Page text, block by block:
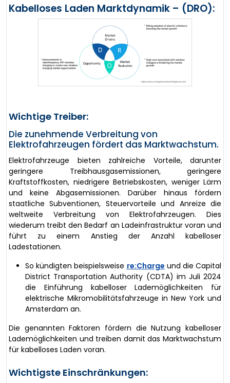
Kabelloses Laden Marktdynamik – (DRO):
Wichtige Treiber:
Die zunehmende Verbreitung von
Elektrofahrzeugen fördert das Marktwachstum.
Elektrofahrzeuge bieten zahlreiche Vorteile, darunter
geringere Treibhausgasemissionen, geringere
Kraftstoffkosten, niedrigere Betriebskosten, weniger Lärm
und keine Abgasemissionen. Darüber hinaus fördern
staatliche Subventionen, Steuervorteile und Anreize die
weltweite Verbreitung von Elektrofahrzeugen. Dies
wiederum treibt den Bedarf an Ladeinfrastruktur voran und
führt zu einem Anstieg der Anzahl kabelloser
Ladestationen.
So kündigten beispielsweise re:Charge und die Capital
District Transportation Authority (CDTA) im Juli 2024
die Einführung kabelloser Lademöglichkeiten für
elektrische Mikromobilitätsfahrzeuge in New York und
Amsterdam an.
Die genannten Faktoren fördern die Nutzung kabelloser
Lademöglichkeiten und treiben damit das Marktwachstum
für kabelloses Laden voran.
Wichtigste Einschränkungen: